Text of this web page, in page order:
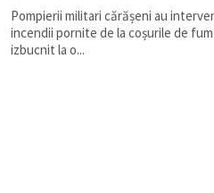
Pompierii militari cărășeni au
incendii pornite de la coșurile de
izbucnit la o...